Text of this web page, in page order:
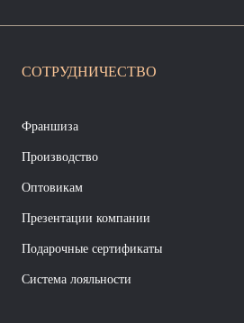
СОТРУДНИЧЕСТВО
Франшиза
Производство
Оптовикам
Презентации компании
Подарочные сертификаты
Система лояльности